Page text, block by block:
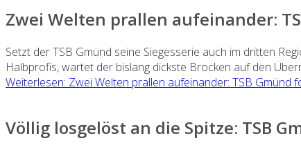
Zwei Welten prallen aufeinander:
Setzt der TSB Gmünd seine Siegesserie auch im dritten
Halbprofis, wartet der bislang dickste Brocken auf den
Weiterlesen: Zwei Welten prallen aufeinander: TSB Gmünd
Völlig losgelöst an die Spitze: TSB